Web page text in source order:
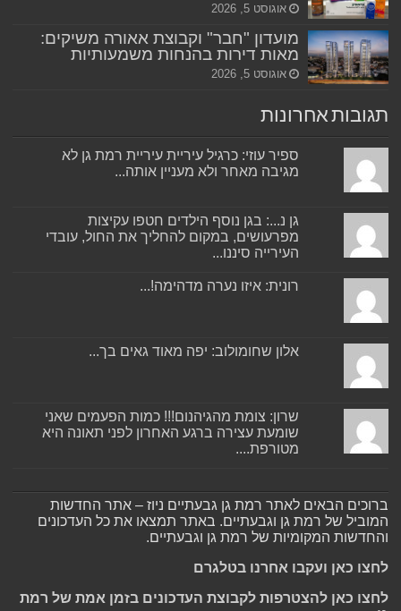
אוגוסט 5, 2026
מועדון "חבר" וקבוצת אאורה משיקים:
מאות דירות בהנחות משמעותיות
אוגוסט 5, 2026
תגובות אחרונות
ספיר עוזי: כרגיל עיריית עיריית רמת גן לא
מגיבה מאחר ולא מעניין אותה...
גן נ...: בגן נוסף הילדים חטפו עקיצות
מפרעושים, במקום להחליך את החול, עובדי
העירייה סיננו...
רונית: איזו נערה מדהימה!...
אלון שחומולוב: יפה מאוד גאים בך...
שרון: צומת מהגיהנום!!! כמות הפעמים שאני
שומעת עצירה ברגע האחרון לפני תאונה היא
מטורפת....
ברוכים הבאים לאתר רמת גן גבעתיים ניוז – אתר החדשות
המוביל של רמת גן וגבעתיים. באתר תמצאו את כל העדכונים
והחדשות המקומיות של רמת גן וגבעתיים.
לחצו כאן ועקבו אחרנו בטלגרם
לחצו כאן להצטרפות לקבוצת העדכונים בזמן אמת של רמת